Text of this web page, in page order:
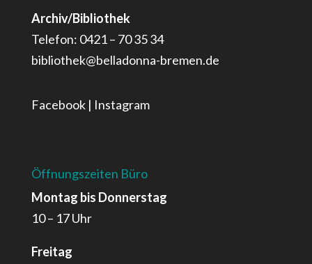
Archiv/Bibliothek
Telefon: 0421 – 70 35 34
bibliothek@belladonna-bremen.de
Facebook| Instagram
Öffnungszeiten Büro
Montag bis Donnerstag
10 – 17 Uhr
Freitag